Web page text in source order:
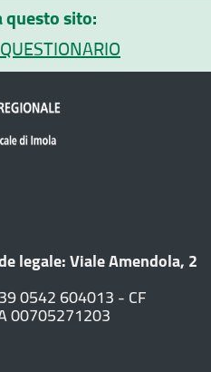
sito:
legale: Viale Amendola, 2
0542 604013 - CF
00705271203